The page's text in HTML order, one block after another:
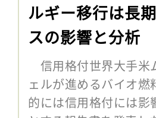
ルギー移行は長
スの影響と分析
信用格付世界大手米
ェルが進めるバイオ
的には信用格付には